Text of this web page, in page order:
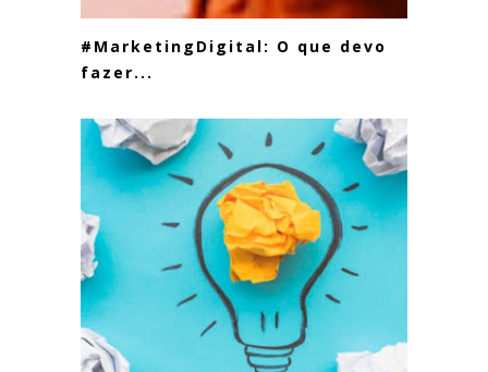
#MarketingDigital: O que devo
fazer...